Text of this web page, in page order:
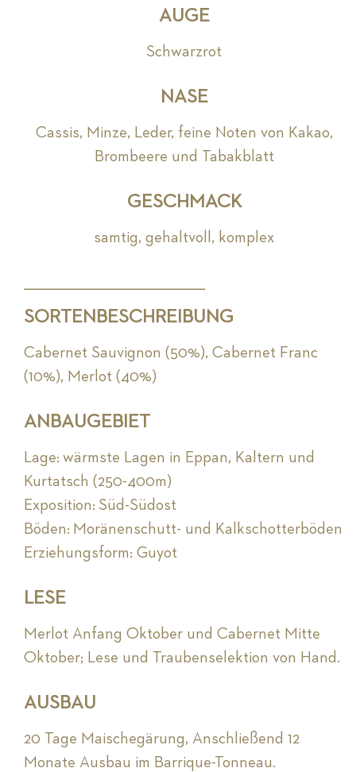
AUGE
Schwarzrot
NASE
Cassis, Minze, Leder, feine Noten von Kakao,
Brombeere und Tabakblatt
GESCHMACK
samtig, gehaltvoll, komplex
SORTENBESCHREIBUNG
Cabernet Sauvignon (50%), Cabernet Franc
(10%), Merlot (40%)
ANBAUGEBIET
Lage: wärmste Lagen in Eppan, Kaltern und
Kurtatsch (250-400m)
Exposition: Süd-Südost
Böden: Moränenschutt- und Kalkschotterböden
Erziehungsform: Guyot
LESE
Merlot Anfang Oktober und Cabernet Mitte
Oktober; Lese und Traubenselektion von Hand.
AUSBAU
20 Tage Maischegärung, Anschließend 12
Monate Ausbau im Barrique-Tonneau.